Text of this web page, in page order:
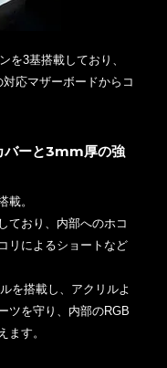
を3基搭載しており、
応マザーボードからコ
バーと3mm厚の強
載。
ており、内部へのホコ
リによるショートなど
を搭載し、アクリルよ
ツを守り、内部のRGB
ます。